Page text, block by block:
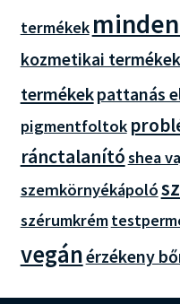
termékek
kozmetikai termékek
termékekpattanás
pigmentfoltok
ránctalanítóshea
szemkörnyékápoló
szérumkrém
vegánérzékeny